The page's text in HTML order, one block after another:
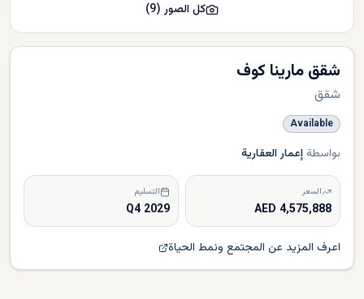
شقق مارينا كوف
شقق
Available
بواسطة إعمار العقارية
السعر
4,575,888 AED
التسليم
Q4 2029
اعرف المزيد عن المجتمع ونمط الحياة
كل الصور(
9
)